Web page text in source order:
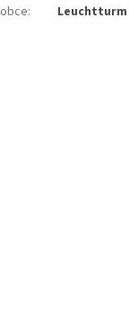
: Leuchtturm